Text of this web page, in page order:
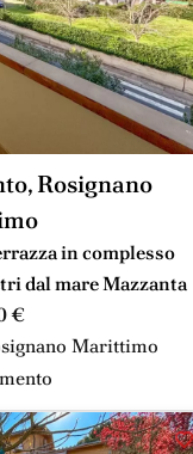
Rosignano
in complesso
dal mare Mazzanta
€
Marittimo